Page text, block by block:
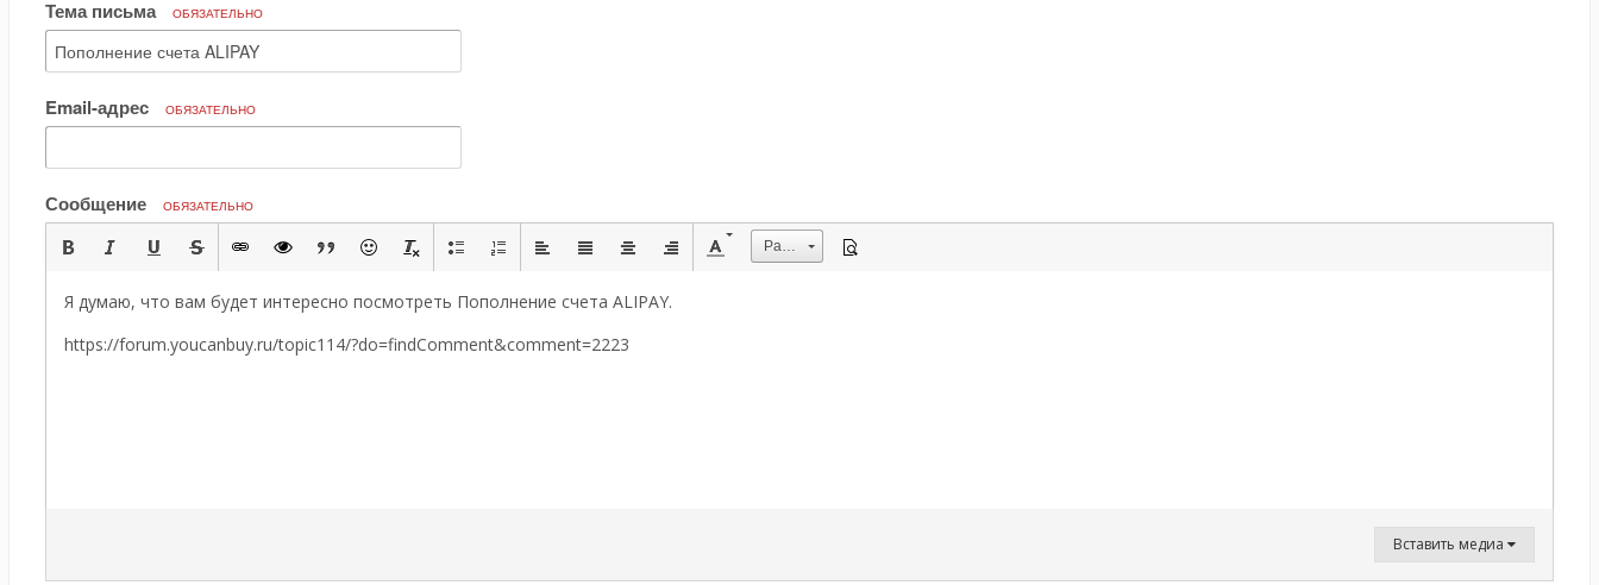
Тема письма ОБЯЗАТЕЛЬНО
Email-адрес ОБЯЗАТЕЛЬНО
Сообщение ОБЯЗАТЕЛЬНО
Размер
Я думаю, что вам будет интересно посмотреть Пополнение счета ALIPAY.
https://forum.youcanbuy.ru/topic114/?do=findComment&comment=2223
Вставить медиа